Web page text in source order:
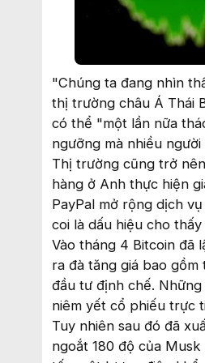
"Chúng ta đang nhìn
thị trường châu Á Thái
có thể "một lần nữa
ngưỡng mà nhiều
Thị trường cũng trở
hàng ở Anh thực hiện
PayPal mở rộng dịch
coi là dấu hiệu cho
Vào tháng 4 Bitcoin đã
ra đà tăng giá bao gồm
đầu tư định chế.
niêm yết cổ phiếu trực
Tuy nhiên sau đó đã
ngoắt 180 độ của